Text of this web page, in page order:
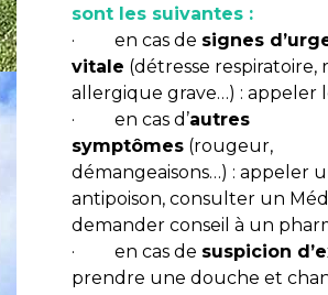
sont les suivantes :
· en cas de signes
vitale (détresse respiratoire,
allergique grave…) : appeler
· en cas d’autres
symptômes (rougeur,
démangeaisons…) : appeler
antipoison, consulter un
demander conseil à un
· en cas de suspicion
prendre une douche et